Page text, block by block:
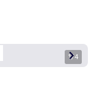
1/4